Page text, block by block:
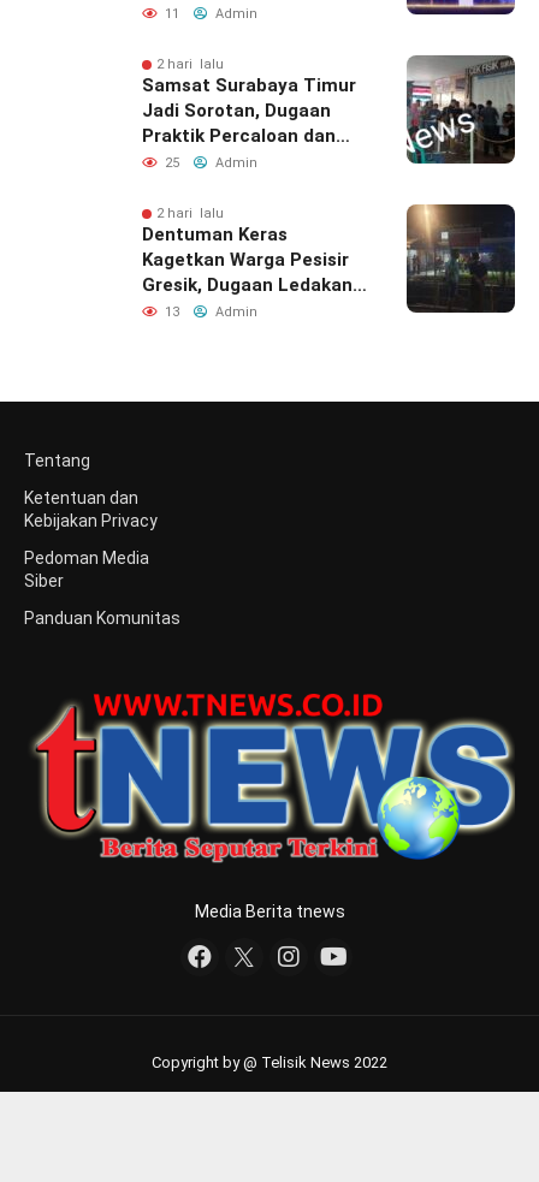
Cuma Jadi Penonton,
11 Admin
2 hari lalu
Samsat Surabaya Timur
Jadi Sorotan, Dugaan
Praktik Percaloan dan
Pungli Mencuat
25 Admin
2 hari lalu
Dentuman Keras
Kagetkan Warga Pesisir
Gresik, Dugaan Ledakan
Berasal Dari PT Smelting
13 Admin
Tentang
Ketentuan dan
Kebijakan Privacy
Pedoman Media
Siber
Panduan Komunitas
Media Berita tnews
Copyright by @ Telisik News 2022